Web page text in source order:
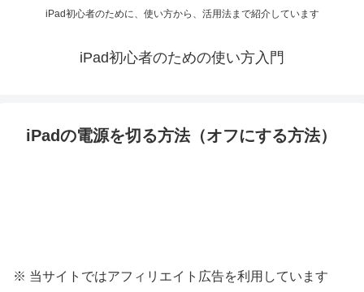
iPad初心者のために、使い方から、活用法まで紹介しています
iPad初心者のための使い方入門
iPadの電源を切る方法（オフにする方法）
※ 当サイトではアフィリエイト広告を利用しています